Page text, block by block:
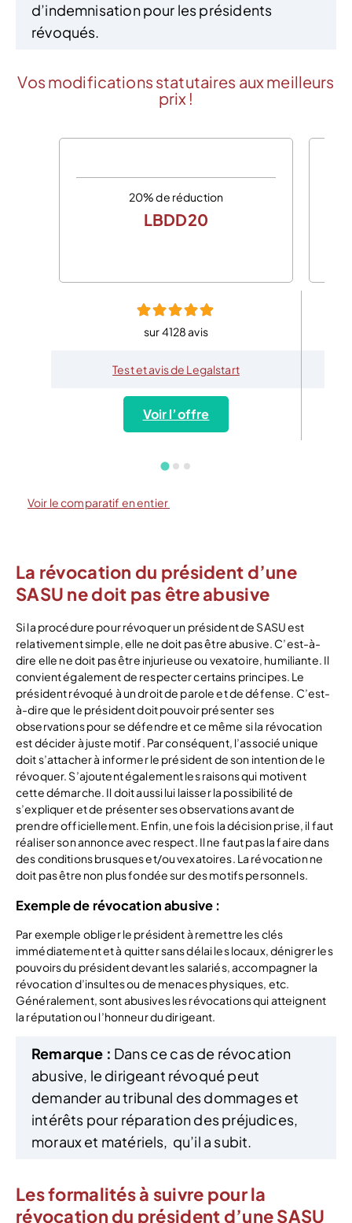
d’indemnisation pour les présidents
révoqués.
Vos modifications statutaires aux meilleurs
prix !
20% de réduction
LBDD20
sur 4128 avis
Test et avis de Legalstart
Voir l’offre
Voir le comparatif en entier
La révocation du président d’une
SASU ne doit pas être abusive
Si la procédure pour révoquer un président de SASU est
relativement simple, elle ne doit pas être abusive. C’est-à-
dire elle ne doit pas être injurieuse ou vexatoire, humiliante. Il
convient également de respecter certains principes. Le
président révoqué à un droit de parole et de défense. C’est-
à-dire que le président doit pouvoir présenter ses
observations pour se défendre et ce même si la révocation
est décider à juste motif. Par conséquent, l’associé unique
doit s’attacher à informer le président de son intention de le
révoquer. S’ajoutent également les raisons qui motivent
cette démarche. Il doit aussi lui laisser la possibilité de
s’expliquer et de présenter ses observations avant de
prendre officiellement. Enfin, une fois la décision prise, il faut
réaliser son annonce avec respect. Il ne faut pas la faire dans
des conditions brusques et/ou vexatoires. La révocation ne
doit pas être non plus fondée sur des motifs personnels.
Exemple de révocation abusive :
Par exemple obliger le président à remettre les clés
immédiatement et à quitter sans délai les locaux, dénigrer les
pouvoirs du président devant les salariés, accompagner la
révocation d’insultes ou de menaces physiques, etc.
Généralement, sont abusives les révocations qui atteignent
la réputation ou l’honneur du dirigeant.
Remarque : Dans ce cas de révocation
abusive, le dirigeant révoqué peut
demander au tribunal des dommages et
intérêts pour réparation des préjudices,
moraux et matériels, qu’il a subit.
Les formalités à suivre pour la
révocation du président d’une SASU